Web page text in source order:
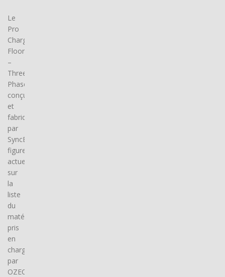
Le
Pro
Charger
Floor
–
Three
Phase,
conçu
et
fabriqué
par
SyncEV,
figure
actuellement
sur
la
liste
du
matériel
pris
en
charge
par
OZECAR.